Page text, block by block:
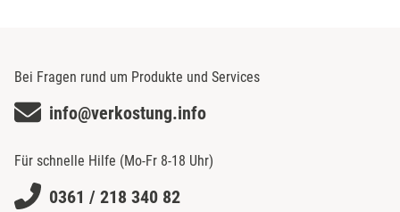
Bei Fragen rund um Produkte und Services
info@verkostung.info
Für schnelle Hilfe (Mo-Fr 8-18 Uhr)
0361 / 218 340 82